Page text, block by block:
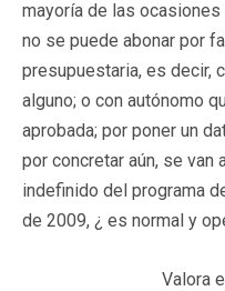
mayoría de las
no se puede abonar por
presupuestaria, es decir,
alguno; o con autónomo
aprobada; por poner un
por concretar aún, se van
indefinido del programa
de 2009, ¿ es normal y
Valora